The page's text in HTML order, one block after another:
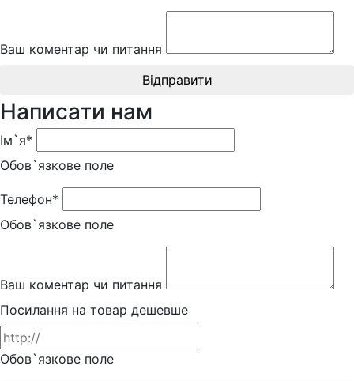
Ваш коментар чи питання
Відправити
Написати нам
Ім`я*
Обов`язкове поле
Телефон*
Обов`язкове поле
Ваш коментар чи питання
Посилання на товар дешевше
Обов`язкове поле